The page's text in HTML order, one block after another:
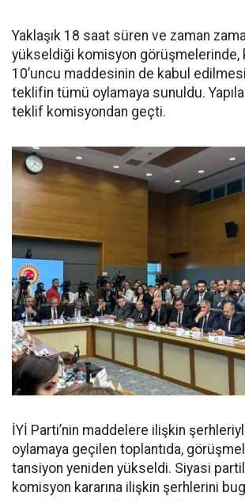
Yaklaşık 18 saat süren ve zaman
yükseldiği komisyon görüşmelerinde,
10’uncu maddesinin de kabul
teklifin tümü oylamaya sunuldu.
teklif komisyondan geçti.
İYİ Parti’nin maddelere ilişkin
oylamaya geçilen toplantıda,
tansiyon yeniden yükseldi. Siyasi
komisyon kararına ilişkin şerhlerini